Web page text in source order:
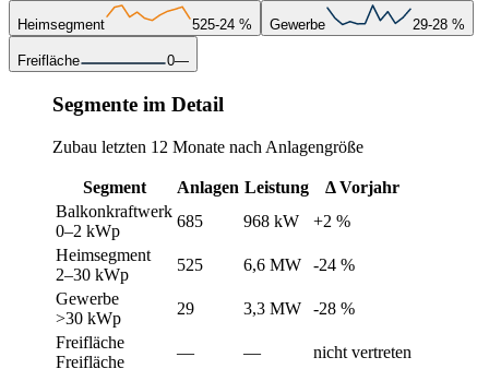
Heimsegment 525-24 % Gewerbe 29-28 %
Freifläche 0—
Segmente im Detail
Zubau letzten 12 Monate nach Anlagengröße
Segment Anlagen Leistung
Δ Vorjahr
Balkonkraftwerk
0–2 kWp
685 968 kW
+2 %
Heimsegment
2–30 kWp
525 6,6 MW
-24 %
Gewerbe
>30 kWp
29 3,3 MW
-28 %
Freifläche
Freifläche
— —
nicht vertreten